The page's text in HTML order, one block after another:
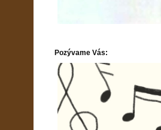
Pozývame Vás: